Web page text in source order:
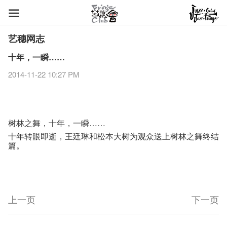
艺穗网志
十年，一瞬……
2014-11-22 10:27 PM
树林之舞，十年，一瞬……
十年转眼即逝，王廷琳和松本大树为​​观众送上树林之舞终结
篇。
上一页 下一页